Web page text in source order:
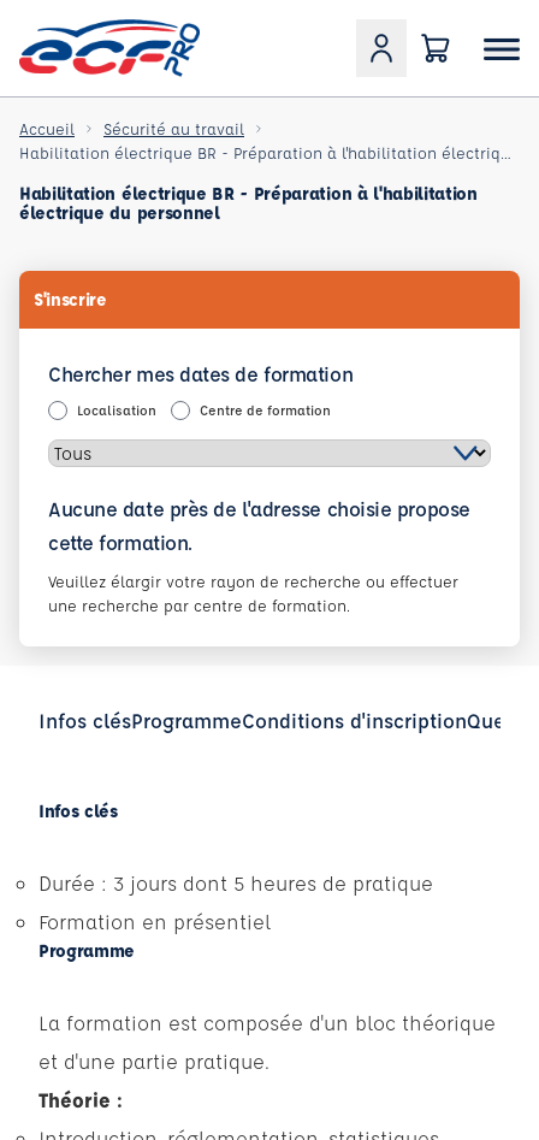
Accueil
Sécurité au travail
Habilitation électrique BR - Préparation à l'habilitation
électrique du personnel
S'inscrire
Chercher mes dates de formation
Localisation Centre de formation
Aucune date près de l'adresse choisie propose
cette formation.
Veuillez élargir votre rayon de recherche ou effectuer
une recherche par centre de formation.
Infos clésProgrammeConditions d'inscription
Infos clés
Durée : 3 jours dont 5 heures de pratique
Formation en présentiel
Programme
La formation est composée d'un bloc théorique
et d'une partie pratique.
Théorie :